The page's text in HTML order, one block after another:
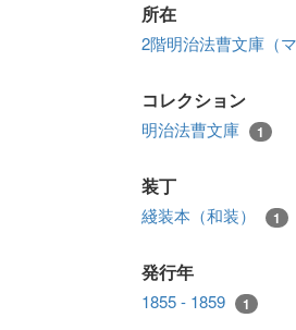
所在
2階明治法曹文庫（
コレクション
明治法曹文庫 1
装丁
綫装本（和装） 1
発行年
1855 - 1859 1